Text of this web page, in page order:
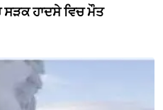
ਸੜਕ ਹਾਦਸੇ ਵਿਚ ਮੌਤ